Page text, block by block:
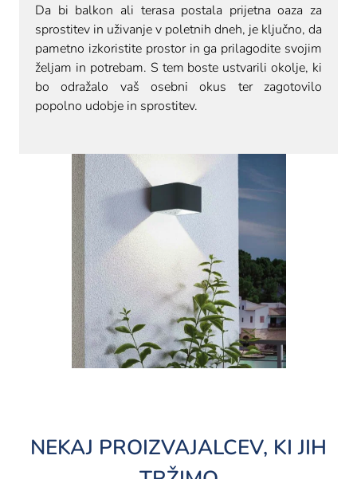
Da bi balkon ali terasa postala prijetna oaza za
sprostitev in uživanje v poletnih dneh, je ključno, da
pametno izkoristite prostor in ga prilagodite svojim
željam in potrebam. S tem boste ustvarili okolje, ki
bo odražalo vaš osebni okus ter zagotovilo
popolno udobje in sprostitev.
NEKAJ PROIZVAJALCEV, KI JIH